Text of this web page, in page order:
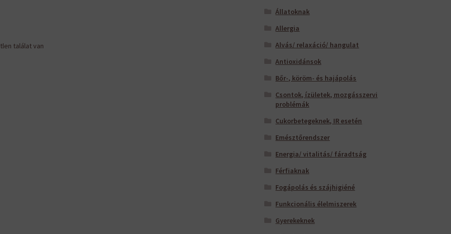
találat van
Állatoknak
Allergia
Alvás/ relaxáció/ hangulat
Antioxidánsok
Bőr-, köröm- és hajápolás
Csontok, ízületek, mozgásszervi
problémák
Cukorbetegeknek, IR esetén
Emésztőrendszer
Energia/ vitalitás/ fáradtság
Férfiaknak
Fogápolás és szájhigiéné
Funkcionális élelmiszerek
Gyerekeknek